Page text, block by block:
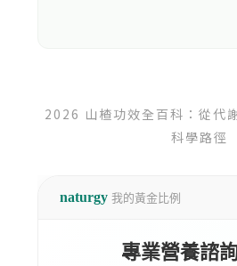
2026 山楂功效全百科：從代
科學路徑
naturgy 我的黃金比例
專業營養諮